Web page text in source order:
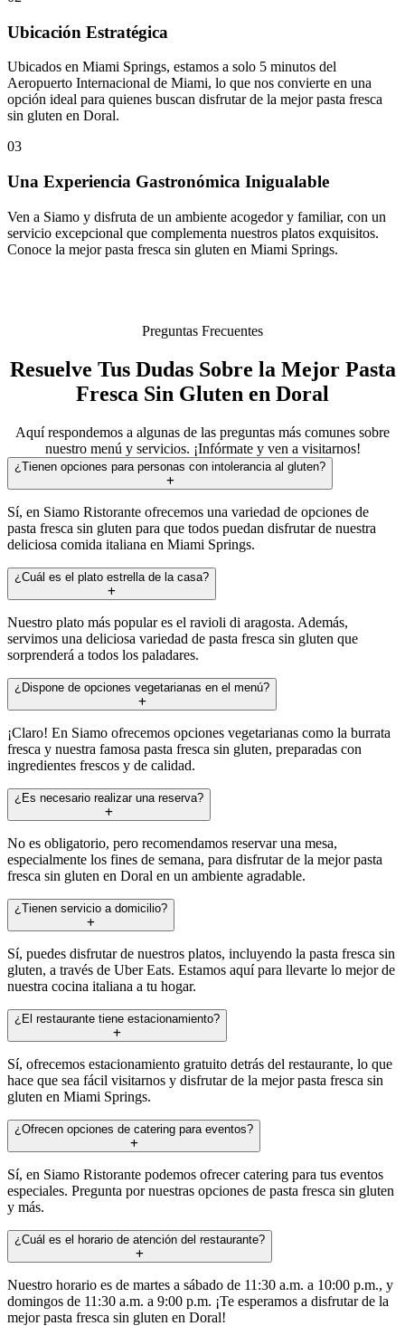
Ubicación Estratégica
Ubicados en Miami Springs, estamos a solo 5 minutos del
Aeropuerto Internacional de Miami, lo que nos convierte en una
opción ideal para quienes buscan disfrutar de la mejor pasta fresca
sin gluten en Doral.
03
Una Experiencia Gastronómica Inigualable
Ven a Siamo y disfruta de un ambiente acogedor y familiar, con un
servicio excepcional que complementa nuestros platos exquisitos.
Conoce la mejor pasta fresca sin gluten en Miami Springs.
Preguntas Frecuentes
Resuelve Tus Dudas Sobre la Mejor Pasta
Fresca Sin Gluten en Doral
Aquí respondemos a algunas de las preguntas más comunes sobre
nuestro menú y servicios. ¡Infórmate y ven a visitarnos!
¿Tienen opciones para personas con intolerancia al gluten?
Sí, en Siamo Ristorante ofrecemos una variedad de opciones de
pasta fresca sin gluten para que todos puedan disfrutar de nuestra
deliciosa comida italiana en Miami Springs.
¿Cuál es el plato estrella de la casa?
Nuestro plato más popular es el ravioli di aragosta. Además,
servimos una deliciosa variedad de pasta fresca sin gluten que
sorprenderá a todos los paladares.
¿Dispone de opciones vegetarianas en el menú?
¡Claro! En Siamo ofrecemos opciones vegetarianas como la burrata
fresca y nuestra famosa pasta fresca sin gluten, preparadas con
ingredientes frescos y de calidad.
¿Es necesario realizar una reserva?
No es obligatorio, pero recomendamos reservar una mesa,
especialmente los fines de semana, para disfrutar de la mejor pasta
fresca sin gluten en Doral en un ambiente agradable.
¿Tienen servicio a domicilio?
Sí, puedes disfrutar de nuestros platos, incluyendo la pasta fresca sin
gluten, a través de Uber Eats. Estamos aquí para llevarte lo mejor de
nuestra cocina italiana a tu hogar.
¿El restaurante tiene estacionamiento?
Sí, ofrecemos estacionamiento gratuito detrás del restaurante, lo que
hace que sea fácil visitarnos y disfrutar de la mejor pasta fresca sin
gluten en Miami Springs.
¿Ofrecen opciones de catering para eventos?
Sí, en Siamo Ristorante podemos ofrecer catering para tus eventos
especiales. Pregunta por nuestras opciones de pasta fresca sin gluten
y más.
¿Cuál es el horario de atención del restaurante?
Nuestro horario es de martes a sábado de 11:30 a.m. a 10:00 p.m., y
domingos de 11:30 a.m. a 9:00 p.m. ¡Te esperamos a disfrutar de la
mejor pasta fresca sin gluten en Doral!